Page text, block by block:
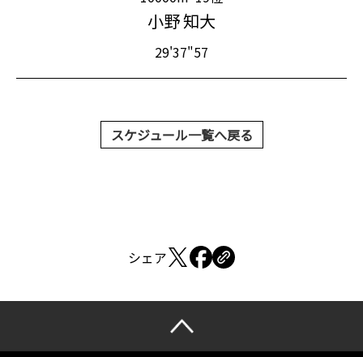
小野 知大
29'37"57
スケジュール一覧へ戻る
シェア